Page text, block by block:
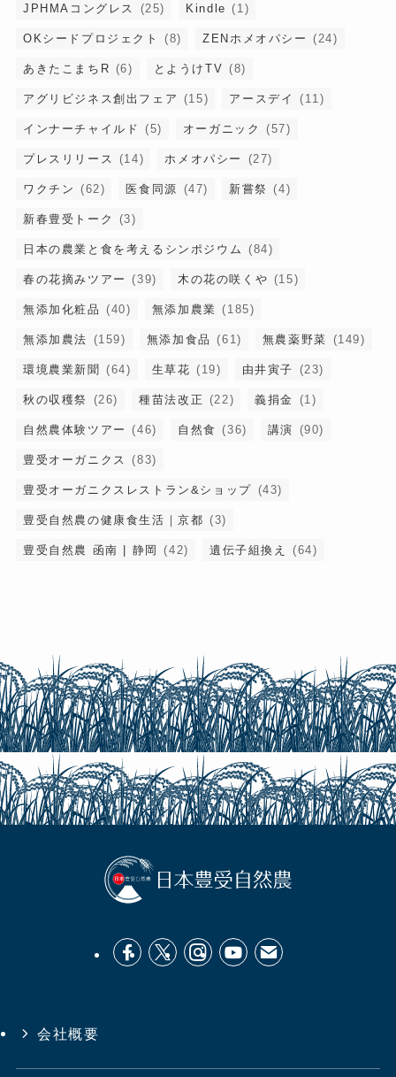
JPHMAコングレス (25) Kindle (1)
OKシードプロジェクト (8) ZENホメオパシー (24)
あきたこまちR (6) とようけTV (8)
アグリビジネス創出フェア (15) アースデイ (11)
インナーチャイルド (5) オーガニック (57)
プレスリリース (14) ホメオパシー (27)
ワクチン (62) 医食同源 (47) 新嘗祭 (4)
新春豊受トーク (3)
日本の農業と食を考えるシンポジウム (84)
春の花摘みツアー (39) 木の花の咲くや (15)
無添加化粧品 (40) 無添加農業 (185)
無添加農法 (159) 無添加食品 (61) 無農薬野菜 (149)
環境農業新聞 (64) 生草花 (19) 由井寅子 (23)
秋の収穫祭 (26) 種苗法改正 (22) 義捐金 (1)
自然農体験ツアー (46) 自然食 (36) 講演 (90)
豊受オーガニクス (83)
豊受オーガニクスレストラン&ショップ (43)
豊受自然農の健康食生活｜京都 (3)
豊受自然農 函南 | 静岡 (42) 遺伝子組換え (64)
会社概要